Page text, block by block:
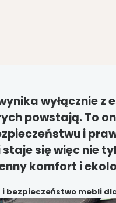
wyłącznie z
powstają. To
i
się więc nie
komfort i
i bezpieczeństwo mebli